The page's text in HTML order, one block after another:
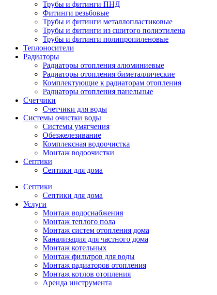
Трубы и фитинги ПНД
Фитинги резьбовые
Трубы и фитинги металлопластиковые
Трубы и фитинги из сшитого полиэтилена
Трубы и фитинги полипропиленовые
Теплоносители
Радиаторы
Радиаторы отопления алюминиевые
Радиаторы отопления биметаллические
Комплектующие к радиаторам отопления
Радиаторы отопления панельные
Cчетчики
Счетчики для воды
Системы очистки воды
Системы умягчения
Обезжелезивание
Комплексная водоочистка
Монтаж водоочистки
Септики
Септики для дома
Септики
Септики для дома
Услуги
Монтаж водоснабжения
Монтаж теплого пола
Монтаж систем отопления дома
Канализация для частного дома
Монтаж котельных
Монтаж фильтров для воды
Монтаж радиаторов отопления
Монтаж котлов отопления
Аренда инструмента